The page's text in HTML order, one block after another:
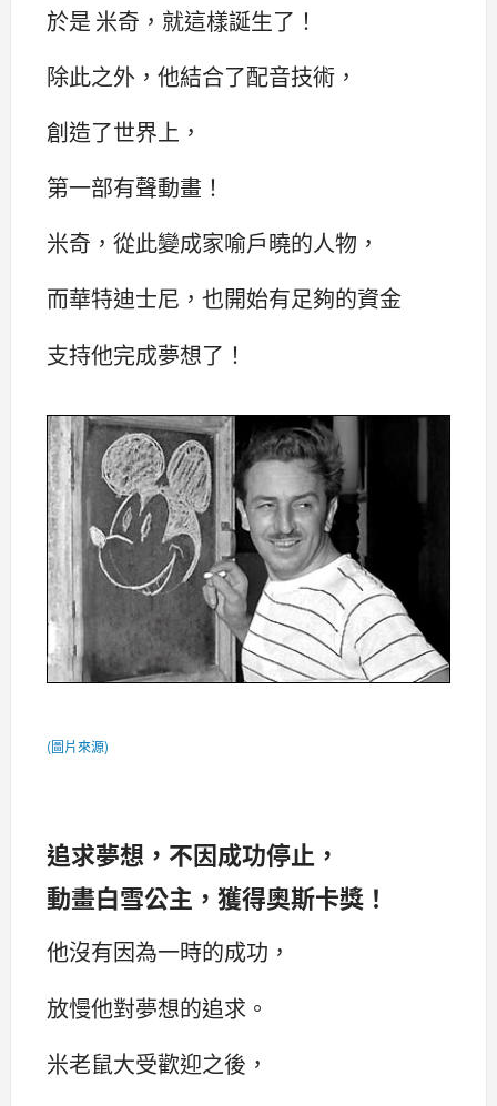
於是 米奇，就這樣誕生了！
除此之外，他結合了配音技術，
創造了世界上，
第一部有聲動畫！
米奇，從此變成家喻戶曉的人物，
而華特迪士尼，也開始有足夠的資金
支持他完成夢想了！
(圖片來源)
追求夢想，不因成功停止，
動畫白雪公主，獲得奧斯卡獎！
他沒有因為一時的成功，
放慢他對夢想的追求。
米老鼠大受歡迎之後，